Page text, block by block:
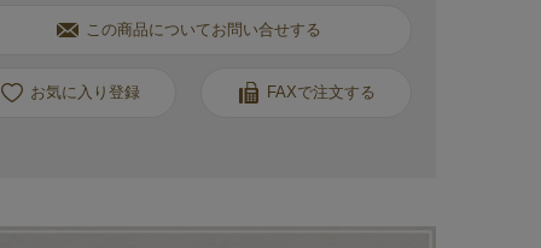
この商品についてお問い合せする
お気に入り FAXで注文する